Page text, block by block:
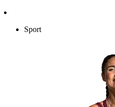
Sport